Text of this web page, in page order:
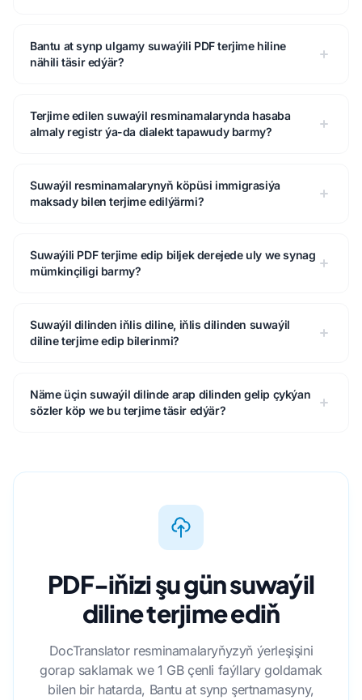
Bantu at synp ulgamy suwaýili PDF terjime hiline
nähili täsir edýär?
Terjime edilen suwaýil resminamalarynda hasaba
almaly registr ýa-da dialekt tapawudy barmy?
Suwaýil resminamalarynyň köpüsi immigrasiýa
maksady bilen terjime edilýärmi?
Suwaýili PDF terjime edip biljek derejede uly we synag
mümkinçiligi barmy?
Suwaýil dilinden iňlis diline, iňlis dilinden suwaýil
diline terjime edip bilerinmi?
Näme üçin suwaýil dilinde arap dilinden gelip çykýan
sözler köp we bu terjime täsir edýär?
PDF-iňizi şu gün suwaýil
diline terjime ediň
DocTranslator resminamalaryňyzyň ýerleşişini
gorap saklamak we 1 GB çenli faýllary goldamak
bilen bir hatarda, Bantu at synp şertnamasyny,